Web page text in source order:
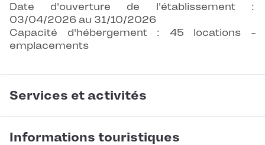
Date d'ouverture de l'établissement :
03/04/2026 au 31/10/2026
Capacité d'hébergement : 45 locations -
emplacements
Services et activités
Informations touristiques